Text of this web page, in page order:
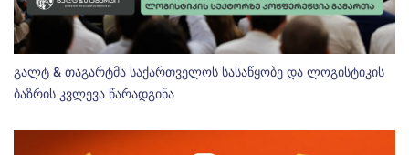
გალტ & თაგარტმა საქართველოს სასაწყობე და ლოგისტიკის
ბაზრის კვლევა წარადგინა